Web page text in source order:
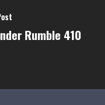
Rumble 410